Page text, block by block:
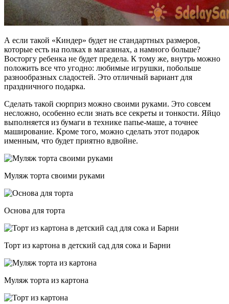
А если такой «Киндер» будет не стандартных размеров,
которые есть на полках в магазинах, а намного больше?
Восторгу ребенка не будет предела. К тому же, внутрь можно
положить все что угодно: любимые игрушки, побольше
разнообразных сладостей. Это отличный вариант для
праздничного подарка.
Сделать такой сюрприз можно своими руками. Это совсем
несложно, особенно если знать все секреты и тонкости. Яйцо
выполняется из бумаги в технике папье-маше, а точнее
маширование. Кроме того, можно сделать этот подарок
именным, что будет приятно вдвойне.
Муляж торта своими руками
Основа для торта
Торт из картона в детский сад для сока и Барни
Муляж торта из картона